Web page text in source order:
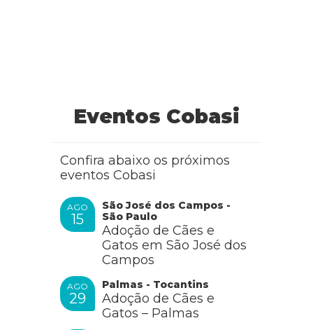
Eventos Cobasi
Confira abaixo os próximos
eventos Cobasi
AGO
15
São José dos Campos -
São Paulo
Adoção de Cães e
Gatos em São José dos
Campos
AGO
29
Palmas - Tocantins
Adoção de Cães e
Gatos – Palmas